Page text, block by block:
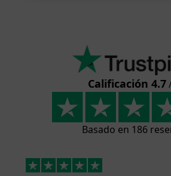
Calificación 4.7
Basado en 186